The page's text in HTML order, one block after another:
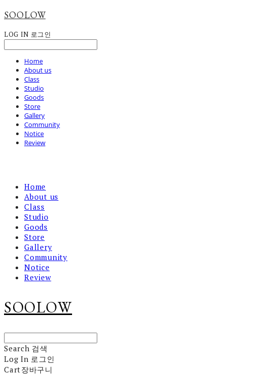
SOOLOW
LOG IN 로그인
Home
About us
Class
Studio
Goods
Store
Gallery
Community
Notice
Review
Home
About us
Class
Studio
Goods
Store
Gallery
Community
Notice
Review
SOOLOW
Search 검색
Log In 로그인
Cart장바구니